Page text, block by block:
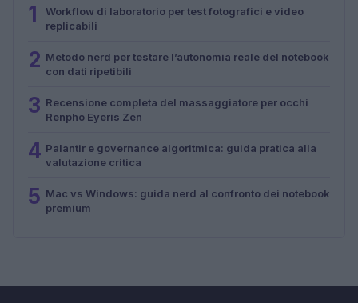
1
Workflow di laboratorio per test fotografici e video
replicabili
2 Metodo nerd per testare l’autonomia reale del notebook
con dati ripetibili
3 Recensione completa del massaggiatore per occhi
Renpho Eyeris Zen
4 Palantir e governance algoritmica: guida pratica alla
valutazione critica
5 Mac vs Windows: guida nerd al confronto dei notebook
premium